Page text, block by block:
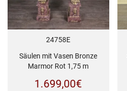
24758E
Säulen mit Vasen Bronze
Marmor Rot 1,75 m
1.699,00€